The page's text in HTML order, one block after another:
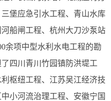
堡应急引水工程、青山水库
船闸工程、杭州大刀沙泵站
余项中型水利水电工程的勘
四川青川竹园镇防洪堤工
枢纽工程、江苏吴江经济技
小河流治理工程、安徽宁国